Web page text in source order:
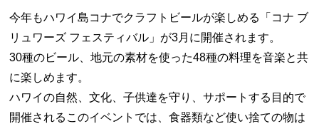
今年もハワイ島コナでクラフトビールが楽しめる「コナ ブ
リュワーズ フェスティバル」が3月に開催されます。
30種のビール、地元の素材を使った48種の料理を音楽と共
に楽しめます。
ハワイの自然、文化、子供達を守り、サポートする目的で
開催されるこのイベントでは、食器類など使い捨ての物は